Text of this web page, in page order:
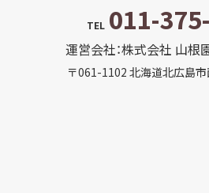
TEL 011-
運営会社：株式会社 山根
〒061-1102 北海道北広島